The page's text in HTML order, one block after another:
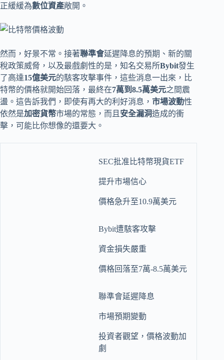
正緩緩為數位資產敞開。
然而，好景不常。接著聯準會延遲降息的預期、新的關
稅政策威脅，以及最戲劇性的是，知名交易所Bybit發生
了高達15億美元的駭客攻擊事件，這些消息一出來，比
特幣的價格就開始回落，最終在7萬到8.5萬美元之間震
盪。這告訴我們，即使有再大的利好消息， 市場波動性
依然是加密貨幣市場的常態，而且 安全漏洞造成的衝
擊，可能比你想像的還要大。
SEC批准比特幣現貨ETF
提升市場信心
價格急升至10.9萬美元
Bybit遭駭客攻擊
資金損失嚴重
價格回落至7萬-8.5萬美元
聯準會延遲降息
市場預期變動
投資者觀望，價格波動加
劇